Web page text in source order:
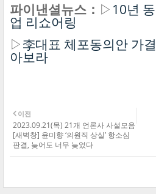
파이낸셜뉴스： ▷ 10년
업 리쇼어링
▷李대표 체포동의안 가
아보라
이전
2023.09.21(목) 21개 언론사 사설모음
[새벽창] 윤미향 ‘의원직 상실’ 항소심
판결, 늦어도 너무 늦었다